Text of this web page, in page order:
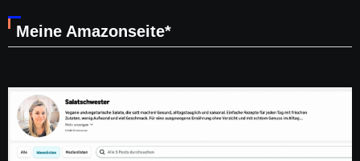
Meine Amazonseite*